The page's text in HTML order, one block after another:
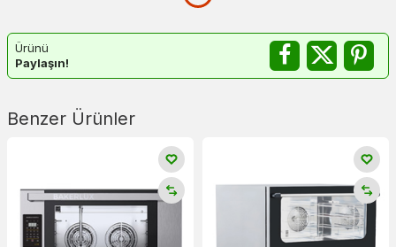
Ürünü
Paylaşın!
Benzer Ürünler